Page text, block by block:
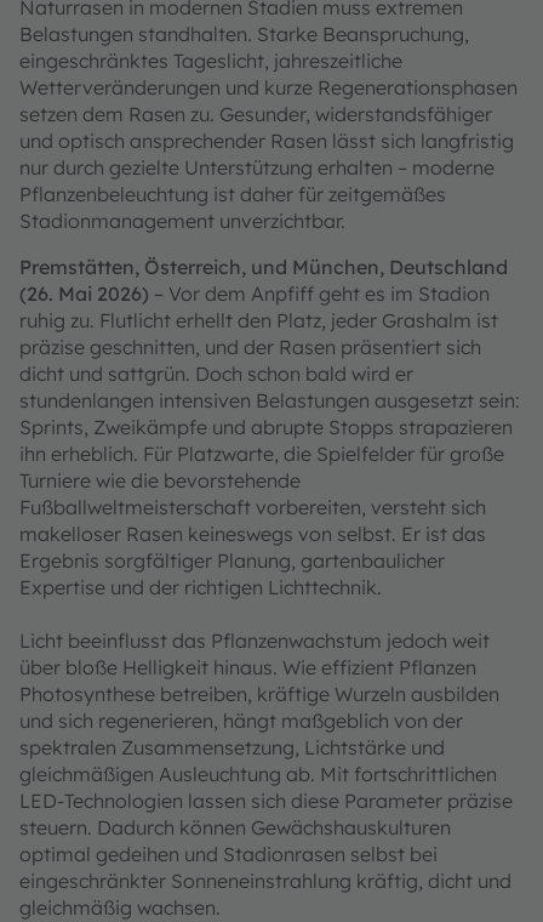
Naturrasen in modernen Stadien muss extremen
Belastungen standhalten. Starke Beanspruchung,
eingeschränktes Tageslicht, jahreszeitliche
Wetterveränderungen und kurze Regenerationsphasen
setzen dem Rasen zu. Gesunder, widerstandsfähiger
und optisch ansprechender Rasen lässt sich langfristig
nur durch gezielte Unterstützung erhalten – moderne
Pflanzenbeleuchtung ist daher für zeitgemäßes
Stadionmanagement unverzichtbar.
Premstätten, Österreich, und München, Deutschland
(26. Mai 2026) – Vor dem Anpfiff geht es im Stadion
ruhig zu. Flutlicht erhellt den Platz, jeder Grashalm ist
präzise geschnitten, und der Rasen präsentiert sich
dicht und sattgrün. Doch schon bald wird er
stundenlangen intensiven Belastungen ausgesetzt sein:
Sprints, Zweikämpfe und abrupte Stopps strapazieren
ihn erheblich. Für Platzwarte, die Spielfelder für große
Turniere wie die bevorstehende
Fußballweltmeisterschaft vorbereiten, versteht sich
makelloser Rasen keineswegs von selbst. Er ist das
Ergebnis sorgfältiger Planung, gartenbaulicher
Expertise und der richtigen Lichttechnik.
Licht beeinflusst das Pflanzenwachstum jedoch weit
über bloße Helligkeit hinaus. Wie effizient Pflanzen
Photosynthese betreiben, kräftige Wurzeln ausbilden
und sich regenerieren, hängt maßgeblich von der
spektralen Zusammensetzung, Lichtstärke und
gleichmäßigen Ausleuchtung ab. Mit fortschrittlichen
LED-Technologien lassen sich diese Parameter präzise
steuern. Dadurch können Gewächshauskulturen
optimal gedeihen und Stadionrasen selbst bei
eingeschränkter Sonneneinstrahlung kräftig, dicht und
gleichmäßig wachsen.